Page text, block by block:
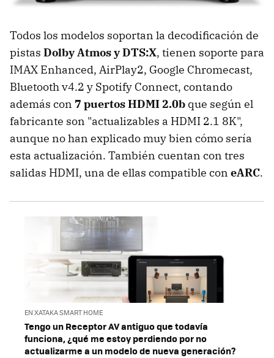
Todos los modelos soportan la decodificación de
pistas Dolby Atmos y DTS:X, tienen soporte para
IMAX Enhanced, AirPlay2, Google Chromecast,
Bluetooth v4.2 y Spotify Connect, contando
además con 7 puertos HDMI 2.0b que según el
fabricante son "actualizables a HDMI 2.1 8K",
aunque no han explicado muy bien cómo sería
esta actualización. También cuentan con tres
salidas HDMI, una de ellas compatible con eARC.
EN XATAKA SMART HOME
Tengo un Receptor AV antiguo que todavía
funciona, ¿qué me estoy perdiendo por no
actualizarme a un modelo de nueva generación?